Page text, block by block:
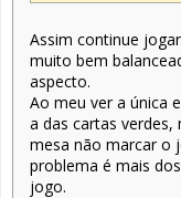
Assim continue
muito bem
aspecto.
Ao meu ver a única
a das cartas
mesa não marcar o
problema é mais
jogo.